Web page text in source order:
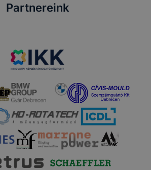
Partnereink